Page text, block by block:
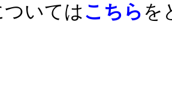
いては こちら を